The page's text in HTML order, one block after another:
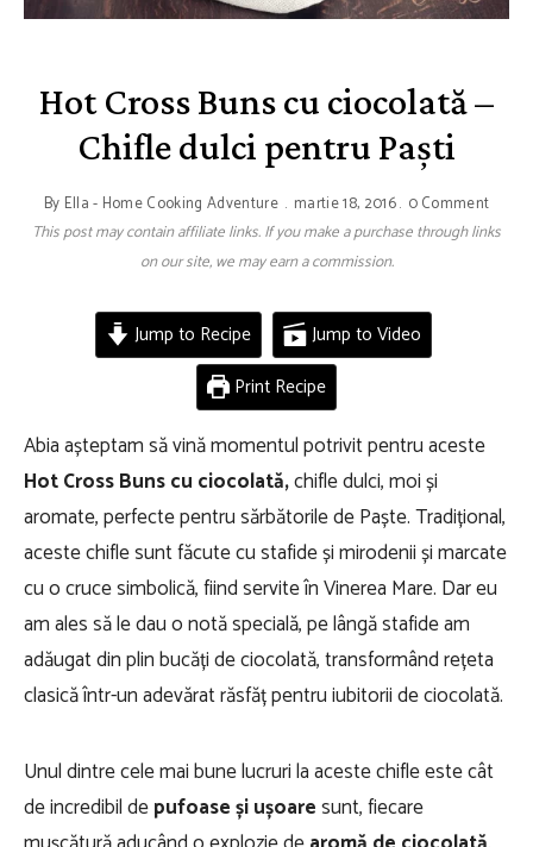
Hot Cross Buns cu ciocolată –
Chifle dulci pentru Paști
By Ella - Home Cooking Adventure martie 18, 2016 0 Comment
This post may contain affiliate links. If you make a purchase through links
on our site, we may earn a commission.
Jump to Recipe
Jump to Video
Print Recipe
Abia așteptam să vină momentul potrivit pentru aceste
Hot Cross Buns cu ciocolată,chifle dulci, moi și
aromate, perfecte pentru sărbătorile de Paște. Tradițional,
aceste chifle sunt făcute cu stafide și mirodenii și marcate
cu o cruce simbolică, fiind servite în Vinerea Mare. Dar eu
am ales să le dau o notă specială, pe lângă stafide am
adăugat din plin bucăți de ciocolată, transformând rețeta
clasică într-un adevărat răsfăț pentru iubitorii de ciocolată.
Unul dintre cele mai bune lucruri la aceste chifle este cât
de incredibil depufoase și ușoaresunt, fiecare